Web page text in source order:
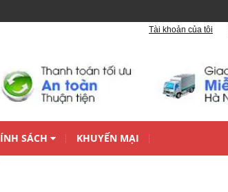
Tài khoản của tôi
SÁCH KHUYẾN MẠI